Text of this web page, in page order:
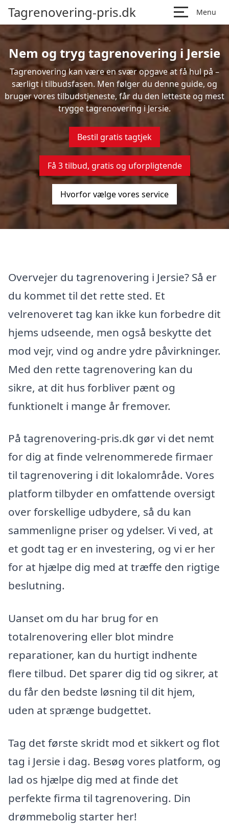
Tagrenovering-pris.dk Menu
Nem og tryg tagrenovering i Jersie
Tagrenovering kan være en svær opgave at få hul på –
særligt i tilbudsfasen. Men følger du denne guide, og
bruger vores tilbudstjeneste, får du den letteste og mest
trygge tagrenovering i Jersie.
Bestil gratis tagtjek
Få 3 tilbud, gratis og uforpligtende
Hvorfor vælge vores service
Overvejer du tagrenovering i Jersie? Så er
du kommet til det rette sted. Et
velrenoveret tag kan ikke kun forbedre dit
hjems udseende, men også beskytte det
mod vejr, vind og andre ydre påvirkninger.
Med den rette tagrenovering kan du
sikre, at dit hus forbliver pænt og
funktionelt i mange år fremover.
På tagrenovering-pris.dk gør vi det nemt
for dig at finde velrenommerede firmaer
til tagrenovering i dit lokalområde. Vores
platform tilbyder en omfattende oversigt
over forskellige udbydere, så du kan
sammenligne priser og ydelser. Vi ved, at
et godt tag er en investering, og vi er her
for at hjælpe dig med at træffe den rigtige
beslutning.
Uanset om du har brug for en
totalrenovering eller blot mindre
reparationer, kan du hurtigt indhente
flere tilbud. Det sparer dig tid og sikrer, at
du får den bedste løsning til dit hjem,
uden at sprænge budgettet.
Tag det første skridt mod et sikkert og flot
tag i Jersie i dag. Besøg vores platform, og
lad os hjælpe dig med at finde det
perfekte firma til tagrenovering. Din
drømmebolig starter her!